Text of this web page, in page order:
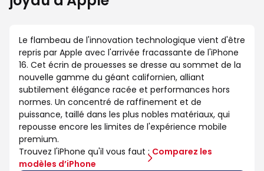
Le flambeau de l'innovation technologique vient d'être
repris par Apple avec l'arrivée fracassante de l'iPhone
16. Cet écrin de prouesses se dresse au sommet de la
nouvelle gamme du géant californien, alliant
subtilement élégance racée et performances hors
normes. Un concentré de raffinement et de
puissance, taillé dans les plus nobles matériaux, qui
repousse encore les limites de l'expérience mobile
premium.
Trouvez l'iPhone qu'il vous faut : Comparez les
modèles d’iPhone